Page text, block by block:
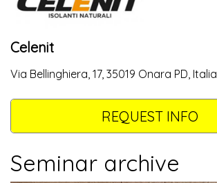
Celenit
Via Bellinghiera, 17, 35019 Onara PD, Italia
REQUEST INFO
Seminar archive